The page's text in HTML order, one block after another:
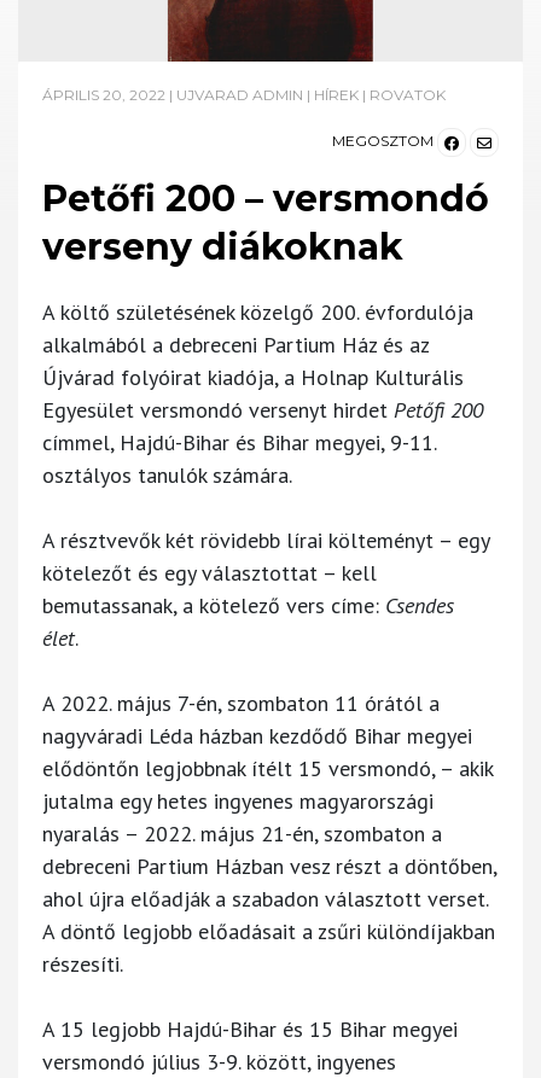
ÁPRILIS 20, 2022 | UJVARAD ADMIN | HÍREK | ROVATOK
MEGOSZTOM
Petőfi 200 – versmondó
verseny diákoknak
A költő születésének közelgő 200. évfordulója
alkalmából a debreceni Partium Ház és az
Újvárad folyóirat kiadója, a Holnap Kulturális
Egyesület versmondó versenyt hirdet Petőfi 200
címmel, Hajdú-Bihar és Bihar megyei, 9-11.
osztályos tanulók számára.
A résztvevők két rövidebb lírai költeményt – egy
kötelezőt és egy választottat – kell
bemutassanak, a kötelező vers címe: Csendes
élet.
A 2022. május 7-én, szombaton 11 órától a
nagyváradi Léda házban kezdődő Bihar megyei
elődöntőn legjobbnak ítélt 15 versmondó, – akik
jutalma egy hetes ingyenes magyarországi
nyaralás – 2022. május 21-én, szombaton a
debreceni Partium Házban vesz részt a döntőben,
ahol újra előadják a szabadon választott verset.
A döntő legjobb előadásait a zsűri különdíjakban
részesíti.
A 15 legjobb Hajdú-Bihar és 15 Bihar megyei
versmondó július 3-9. között, ingyenes